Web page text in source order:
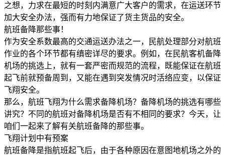
之想，力求在最短的时刻内满意广大客户的需求，在运送环节
加大安全办法，强而有力地保证了货主货品的安全。
航班备降那些事！
作为安全系数最高的交通运送办法之一，民航处理部分对航班
作业的各个环节都有缜密详尽的要求。例如，在民航客机备降
机场的挑选上，就有一套严密而规范的流程，既能保证在航班
起飞前就预备周到，又能在遇到突发情况时活络应变，以保证
飞翔安全。
那么，航班飞翔为什么需求备降机场？备降机场的挑选有哪些
讲究？不同的航班对备降机场是否有不相同的要求？今天，让
咱们一起来了解有关航班备降的那些事。
飞翔计划中有预案
航班备降是指航班起飞后，由于各种原因在意图地机场之外的